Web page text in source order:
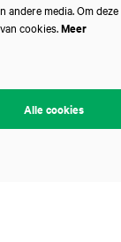
andere media. Om deze
cookies.Meer
Alle cookies